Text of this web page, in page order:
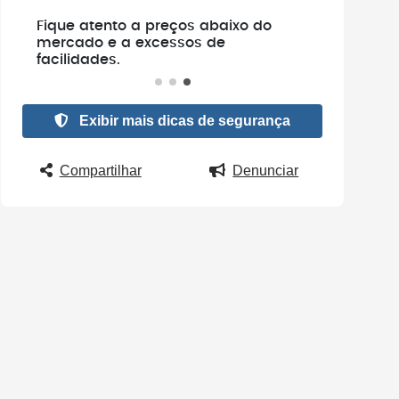
Fique atento a preços abaixo do
mercado e a excessos de
facilidades.
Exibir mais dicas de segurança
Compartilhar Denunciar